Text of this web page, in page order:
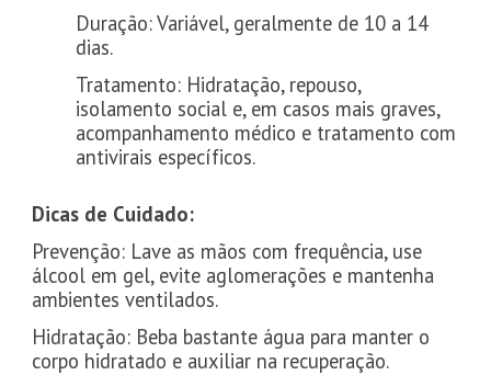
Duração: Variável, geralmente de 10 a 14
dias.
Tratamento: Hidratação, repouso,
isolamento social e, em casos mais graves,
acompanhamento médico e tratamento com
antivirais específicos.
Dicas de Cuidado:
Prevenção: Lave as mãos com frequência, use
álcool em gel, evite aglomerações e mantenha
ambientes ventilados.
Hidratação: Beba bastante água para manter o
corpo hidratado e auxiliar na recuperação.